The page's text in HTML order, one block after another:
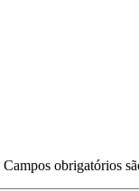
Campos obrigatórios